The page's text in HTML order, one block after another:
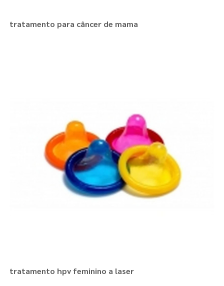
tratamento para câncer de mama
tratamento hpv feminino a laser